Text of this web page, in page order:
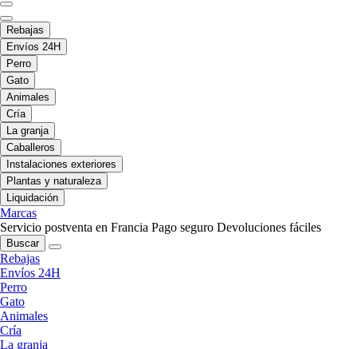
Rebajas
Envíos 24H
Perro
Gato
Animales
Cría
La granja
Caballeros
Instalaciones exteriores
Plantas y naturaleza
Liquidación
Marcas
Servicio postventa en Francia Pago seguro Devoluciones fáciles
Buscar
Rebajas
Envíos 24H
Perro
Gato
Animales
Cría
La granja